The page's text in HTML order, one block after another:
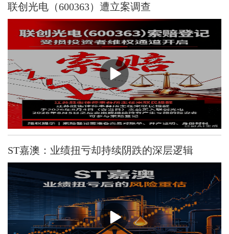
联创光电（600363）遭立案调查
ST嘉澳：业绩扭亏却持续阴跌的深层逻辑